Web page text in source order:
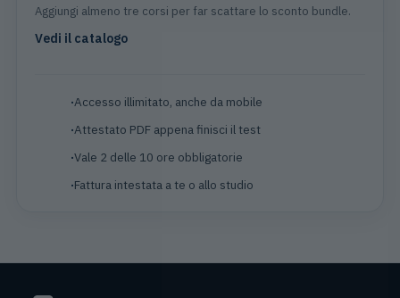
Aggiungi almeno tre corsi per far scattare lo sconto bundle.
Vedi il catalogo
Accesso illimitato, anche da mobile
Attestato PDF appena finisci il test
Vale 2 delle 10 ore obbligatorie
Fattura intestata a te o allo studio